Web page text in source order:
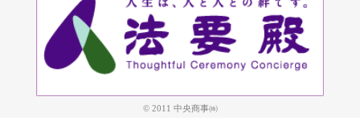
© 2011 中央商事㈱